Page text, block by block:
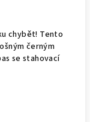
chybět! Tento
černým
se stahovací